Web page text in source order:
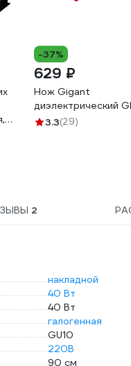
-37%
629 ₽
Нож Gigant
диэлектрический
3.3(29)
2
накладной
40 Вт
40 Вт
галогенная
GU10
220В
90 см